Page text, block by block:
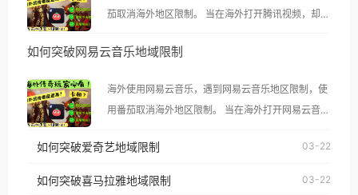
茄取消海外地区限制。 当在海外打开腾讯视频，却突
示语。 海外用户如香港、澳门、台湾、美国、加拿
像其他音乐平台一样，出现地区及版权限制问题，且
仅能在中国大陆地区播放。 遇到这个问题的朋友们，
台湾、美国、加拿大、澳大利亚、欧洲等国家和地区
如何突破网易云音乐地域限制
海外使用网易云音乐，遇到网易云音乐地区限制，使
用番茄取消海外地区限制。 当在海外打开网易云音
播放”的提示语。 海外用户如香港、澳门、台湾、美
如何突破爱奇艺地域限制 03-22
如何突破喜马拉雅地域限制 03-22